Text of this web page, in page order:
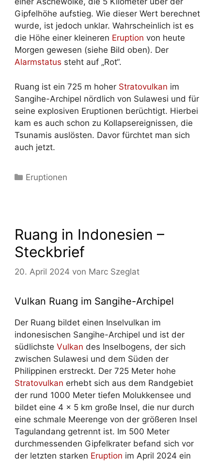
Gipfelhöhe aufstieg. Wie dieser Wert berechnet
wurde, ist jedoch unklar. Wahrscheinlich ist es
die Höhe einer kleineren Eruption von heute
Morgen gewesen (siehe Bild oben). Der
Alarmstatus steht auf „Rot“.
Ruang ist ein 725 m hoher Stratovulkan im
Sangihe-Archipel nördlich von Sulawesi und für
seine explosiven Eruptionen berüchtigt. Hierbei
kam es auch schon zu Kollapsereignissen, die
Tsunamis auslösten. Davor fürchtet man sich
auch jetzt.
Kategorien
Eruptionen
Ruang in Indonesien –
Steckbrief
20. April 2024 von Marc Szeglat
Vulkan Ruang im Sangihe-Archipel
Der Ruang bildet einen Inselvulkan im
indonesischen Sangihe-Archipel und ist der
südlichste Vulkan des Inselbogens, der sich
zwischen Sulawesi und dem Süden der
Philippinen erstreckt. Der 725 Meter hohe
Stratovulkan erhebt sich aus dem Randgebiet
der rund 1000 Meter tiefen Molukkensee und
bildet eine 4 x 5 km große Insel, die nur durch
eine schmale Meerenge von der größeren Insel
Tagulandang getrennt ist. Im 500 Meter
durchmessenden Gipfelkrater befand sich vor
der letzten starken Eruption im April 2024 ein